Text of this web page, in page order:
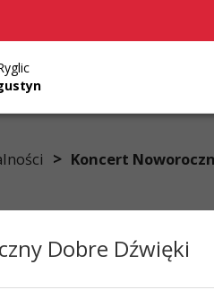
> Koncert
Dobre Dźwięki